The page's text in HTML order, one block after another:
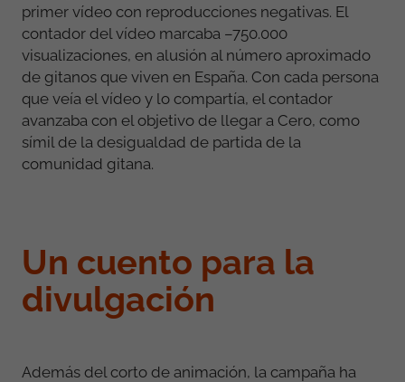
primer vídeo con reproducciones negativas. El
contador del vídeo marcaba –750.000
visualizaciones, en alusión al número aproximado
de gitanos que viven en España. Con cada persona
que veía el vídeo y lo compartía, el contador
avanzaba con el objetivo de llegar a Cero, como
símil de la desigualdad de partida de la
comunidad gitana.
Un cuento para la
divulgación
Además del corto de animación, la campaña ha